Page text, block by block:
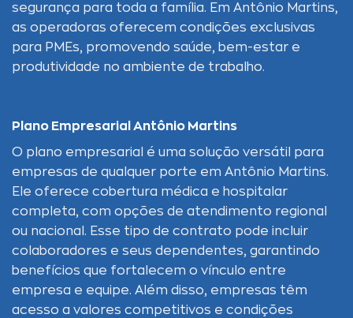
segurança para toda a família. Em Antônio Martins,
as operadoras oferecem condições exclusivas
para PMEs, promovendo saúde, bem-estar e
produtividade no ambiente de trabalho.
Plano Empresarial Antônio Martins
O plano empresarial é uma solução versátil para
empresas de qualquer porte em Antônio Martins.
Ele oferece cobertura médica e hospitalar
completa, com opções de atendimento regional
ou nacional. Esse tipo de contrato pode incluir
colaboradores e seus dependentes, garantindo
benefícios que fortalecem o vínculo entre
empresa e equipe. Além disso, empresas têm
acesso a valores competitivos e condições